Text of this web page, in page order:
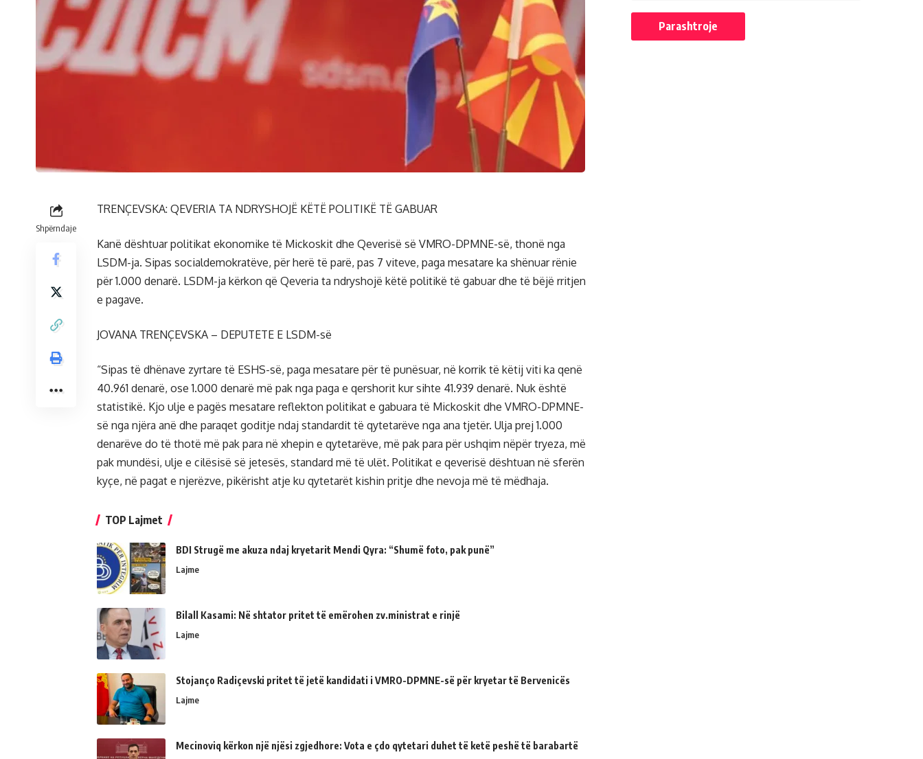
Shpërndaje
TRENÇEVSKA: QEVERIA TA NDRYSHOJË KËTË POLITIKË TË GABUAR
Kanë dështuar politikat ekonomike të Mickoskit dhe Qeverisë së VMRO-DPMNE-së, thonë nga
LSDM-ja. Sipas socialdemokratëve, për herë të parë, pas 7 viteve, paga mesatare ka shënuar rënie
për 1.000 denarë. LSDM-ja kërkon që Qeveria ta ndryshojë këtë politikë të gabuar dhe të bëjë rritjen
e pagave.
JOVANA TRENÇEVSKA – DEPUTETE E LSDM-së
“Sipas të dhënave zyrtare të ESHS-së, paga mesatare për të punësuar, në korrik të këtij viti ka qenë
40.961 denarë, ose 1.000 denarë më pak nga paga e qershorit kur sihte 41.939 denarë. Nuk është
statistikë. Kjo ulje e pagës mesatare reflekton politikat e gabuara të Mickoskit dhe VMRO-DPMNE-
së nga njëra anë dhe paraqet goditje ndaj standardit të qytetarëve nga ana tjetër. Ulja prej 1.000
denarëve do të thotë më pak para në xhepin e qytetarëve, më pak para për ushqim nëpër tryeza, më
pak mundësi, ulje e cilësisë së jetesës, standard më të ulët. Politikat e qeverisë dështuan në sferën
kyçe, në pagat e njerëzve, pikërisht atje ku qytetarët kishin pritje dhe nevoja më të mëdhaja.
TOP Lajmet
BDI Strugë me akuza ndaj kryetarit Mendi Qyra: “Shumë foto, pak punë”
Lajme
Bilall Kasami: Në shtator pritet të emërohen zv.ministrat e rinjë
Lajme
Stojanço Radiçevski pritet të jetë kandidati i VMRO-DPMNE-së për kryetar të Bervenicës
Lajme
Mecinoviq kërkon një njësi zgjedhore: Vota e çdo qytetari duhet të ketë peshë të barabartë